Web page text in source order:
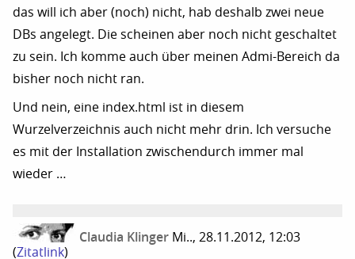
das will ich aber (noch) nicht, hab deshalb zwei neue
DBs angelegt. Die scheinen aber noch nicht geschaltet
zu sein. Ich komme auch über meinen Admi-Bereich da
bisher noch nicht ran.
Und nein, eine index.html ist in diesem
Wurzelverzeichnis auch nicht mehr drin. Ich versuche
es mit der Installation zwischendurch immer mal
wieder …
Claudia Klinger Mi.., 28.11.2012, 12:03
(Zitatlink)